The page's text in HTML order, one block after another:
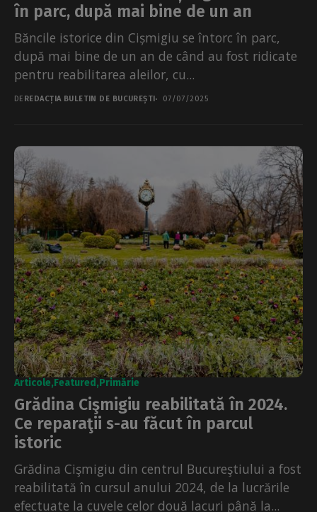
în parc, după mai bine de un an
Băncile istorice din Cișmigiu se întorc în parc,
după mai bine de un an de când au fost ridicate
pentru reabilitarea aleilor, cu...
DE REDACȚIA BULETIN DE BUCUREȘTI 07/07/2025
Articole Featured Primărie
Grădina Cişmigiu reabilitată în 2024.
Ce reparaţii s-au făcut în parcul
istoric
Grădina Cişmigiu din centrul Bucureştiului a fost
reabilitată în cursul anului 2024, de la lucrările
efectuate la cuvele celor două lacuri până la...